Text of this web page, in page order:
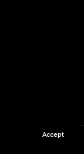
Accept